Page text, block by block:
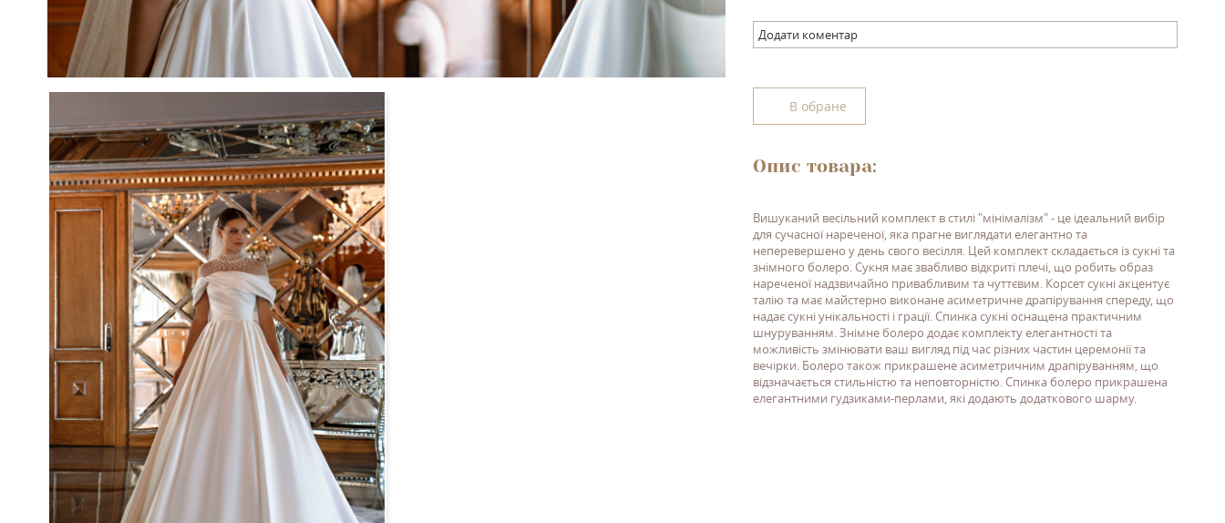
Додати коментар
В обране
Опис товара:
Вишуканий весільний комплект в стилі "мінімалізм" - це ідеальний вибір
для сучасної нареченої, яка прагне виглядати елегантно та
неперевершено у день свого весілля. Цей комплект складається із сукні та
знімного болеро. Сукня має звабливо відкриті плечі, що робить образ
нареченої надзвичайно привабливим та чуттєвим. Корсет сукні акцентує
талію та має майстерно виконане асиметричне драпірування спереду, що
надає сукні унікальності і грації. Спинка сукні оснащена практичним
шнуруванням. Знімне болеро додає комплекту елегантності та
можливість змінювати ваш вигляд під час різних частин церемонії та
вечірки. Болеро також прикрашене асиметричним драпіруванням, що
відзначається стильністю та неповторністю. Спинка болеро прикрашена
елегантними гудзиками-перлами, які додають додаткового шарму.